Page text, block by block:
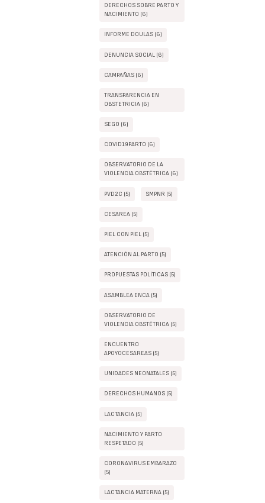
DERECHOS SOBRE PARTO Y
NACIMIENTO (6)
INFORME DOULAS (6)
DENUNCIA SOCIAL (6)
CAMPAÑAS (6)
TRANSPARENCIA EN
OBSTETRICIA (6)
SEGO (6)
COVID19PARTO (6)
OBSERVATORIO DE LA
VIOLENCIA OBSTÉTRICA (6)
PVD2C (5) SMPNR (5)
CESAREA (5)
PIEL CON PIEL (5)
ATENCIÓN AL PARTO (5)
PROPUESTAS POLÍTICAS (5)
ASAMBLEA ENCA (5)
OBSERVATORIO DE
VIOLENCIA OBSTÉTRICA (5)
ENCUENTRO
APOYOCESAREAS (5)
UNIDADES NEONATALES (5)
DERECHOS HUMANOS (5)
LACTANCIA (5)
NACIMIENTO Y PARTO
RESPETADO (5)
CORONAVIRUS EMBARAZO
(5)
LACTANCIA MATERNA (5)